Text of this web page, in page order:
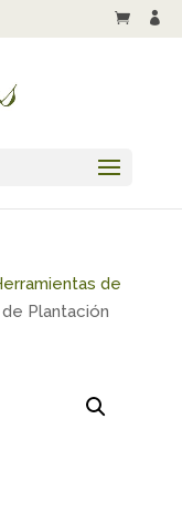


de
Plantación